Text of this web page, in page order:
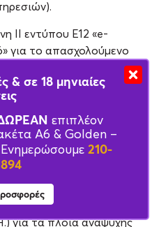
ΙΙ εντύπου Ε12 «e-
για το απασχολούμενο
περιουσία (σύσταση,
κληρονομικής
κατά το
Αναψυχής και
για τα πλοία αναψυχής
& σε 18 μηνιαίες
επιπλέον
Α6 & Golden –
210-